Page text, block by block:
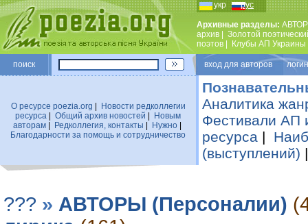
укр рус
Архивные разделы:
архив
Золотой
поэтов
Клубы АП Украины
поиск вход для авторов
О ресурсе poezia.org
Новости редколлегии
ресурса
Общий архив новостей
Новым
авторам| Редколлегия, контакты Нужно|
Благодарности за помощь и сотрудничество
Аналитика
Фестивали АП
ресурса |
(выступлений)
??? » АВТОРЫ (Персоналии)